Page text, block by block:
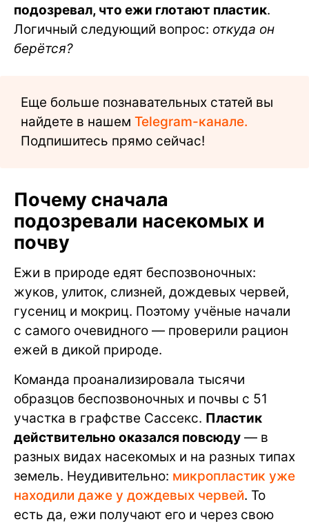
подозревал, что ежи глотают пластик.
Логичный следующий вопрос: откуда он
берётся?
Еще больше познавательных статей вы
найдете в нашем Telegram-канале.
Подпишитесь прямо сейчас!
Почему сначала
подозревали насекомых и
почву
Ежи в природе едят беспозвоночных:
жуков, улиток, слизней, дождевых червей,
гусениц и мокриц. Поэтому учёные начали
с самого очевидного — проверили рацион
ежей в дикой природе.
Команда проанализировала тысячи
образцов беспозвоночных и почвы с 51
участка в графстве Сассекс. Пластик
действительно оказался повсюду — в
разных видах насекомых и на разных типах
земель. Неудивительно: микропластик уже
находили даже у дождевых червей. То
есть да, ежи получают его и через свою